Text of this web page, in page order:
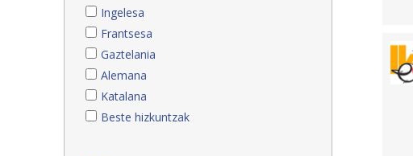
Ingelesa
Frantsesa
Gaztelania
Alemana
Katalana
Beste hizkuntzak